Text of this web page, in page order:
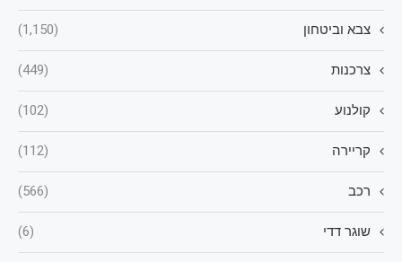
צבא וביטחון (1,150)
צרכנות (449)
קולנוע (102)
קריירה (112)
רכב (566)
שוגר דדי (6)